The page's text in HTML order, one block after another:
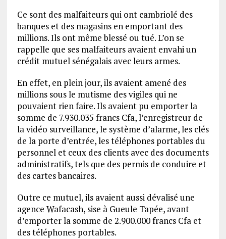
Ce sont des malfaiteurs qui ont cambriolé des
banques et des magasins en emportant des
millions. Ils ont même blessé ou tué. L’on se
rappelle que ses malfaiteurs avaient envahi un
crédit mutuel sénégalais avec leurs armes.
En effet, en plein jour, ils avaient amené des
millions sous le mutisme des vigiles qui ne
pouvaient rien faire. Ils avaient pu emporter la
somme de 7.930.035 francs Cfa, l’enregistreur de
la vidéo surveillance, le système d’alarme, les clés
de la porte d’entrée, les téléphones portables du
personnel et ceux des clients avec des documents
administratifs, tels que des permis de conduire et
des cartes bancaires.
Outre ce mutuel, ils avaient aussi dévalisé une
agence Wafacash, sise à Gueule Tapée, avant
d’emporter la somme de 2.900.000 francs Cfa et
des téléphones portables.